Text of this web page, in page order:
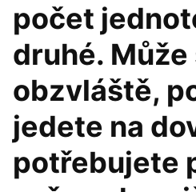
počet
druhé.
obzvláště,
jedete na
potřebujete